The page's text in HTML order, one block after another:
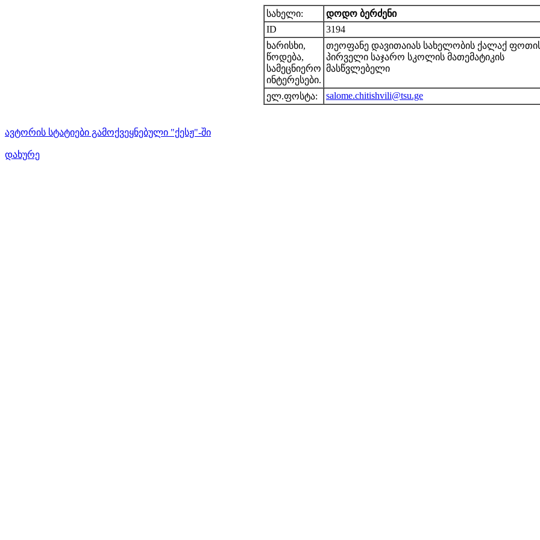
სახელი:
დოდო ბერძენი
ID
3194
ხარისხი,
წოდება,
სამეცნიერო
ინტერესები.
თეოფანე დავითაიას სახელობის ქალაქ
პირველი საჯარო სკოლის მათემატიკის
მასწვლებელი
ელ.ფოსტა: salome.chitishvili@tsu.ge
ავტორის სტატიები გამოქვეყნებული "ქესჟ"-ში
დახურე